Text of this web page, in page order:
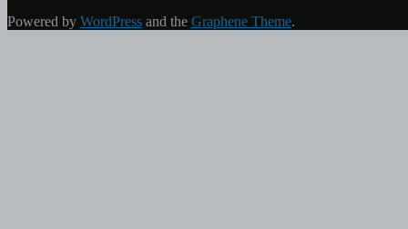
Powered by WordPress and the Graphene Theme.